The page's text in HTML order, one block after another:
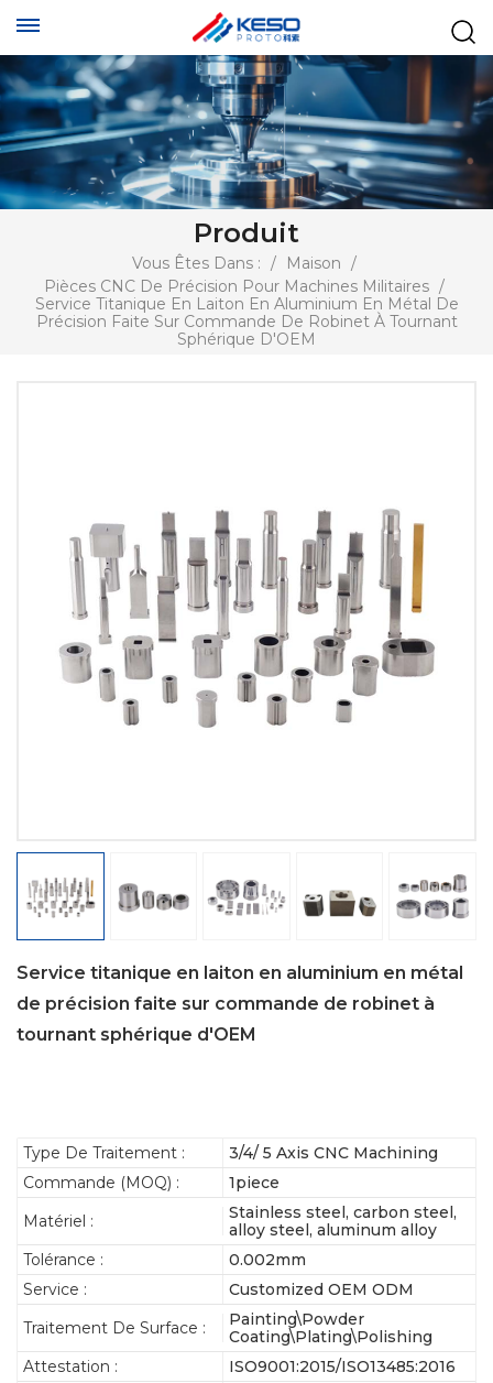
Produit
Vous Êtes Dans : / Maison /
Pièces CNC De Précision Pour Machines Militaires /
Service Titanique En Laiton En Aluminium En Métal De
Précision Faite Sur Commande De Robinet À Tournant
Sphérique D'OEM
Service titanique en laiton en aluminium en métal
de précision faite sur commande de robinet à
tournant sphérique d'OEM
Type De Traitement :
3/4/ 5 Axis CNC Machining
Commande (MOQ) :
1piece
Matériel :
Stainless steel, carbon steel,
alloy steel, aluminum alloy
Tolérance :
0.002mm
Service :
Customized OEM ODM
Traitement De Surface :
Painting\Powder
Coating\Plating\Polishing
Attestation :
ISO9001:2015/ISO13485:2016